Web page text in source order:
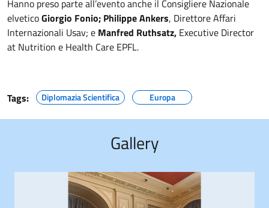
Hanno preso parte all’evento anche il Consigliere Nazionale
elveticoGiorgio Fonio; Philippe Ankers, Direttore Affari
Internazionali Usav; e Manfred Ruthsatz, Executive Director
at Nutrition e Health Care EPFL.
Tags: Diplomazia Scientifica Europa
Gallery